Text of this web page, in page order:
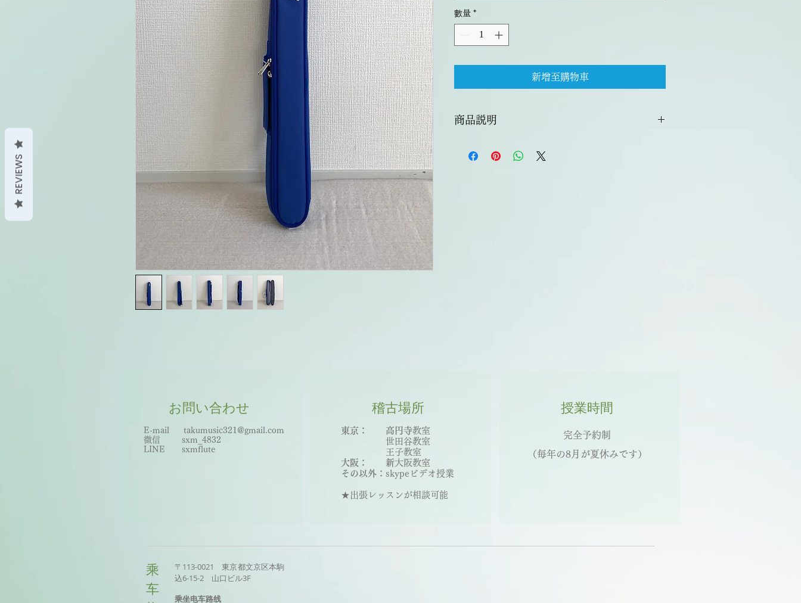
數量 *
新增至購物車
商品説明
お問い合わせ
E-mail takumusic321@gmail.com
微信 sxm_ 4832
LINE sxmflute​
稽古場所
東京： 高円寺教室
世田谷教室
王子教室
大阪： 新大阪教室
その以外： skypeビデオ授業
★出張レッスンが相談可能
授業時間
完全予約制
（毎年の8月が夏休みです）
乘
车
〒113-0021 東京都文京区本駒
込6-15-2 山口ビル3F
乘坐电车路线
REVIEWS